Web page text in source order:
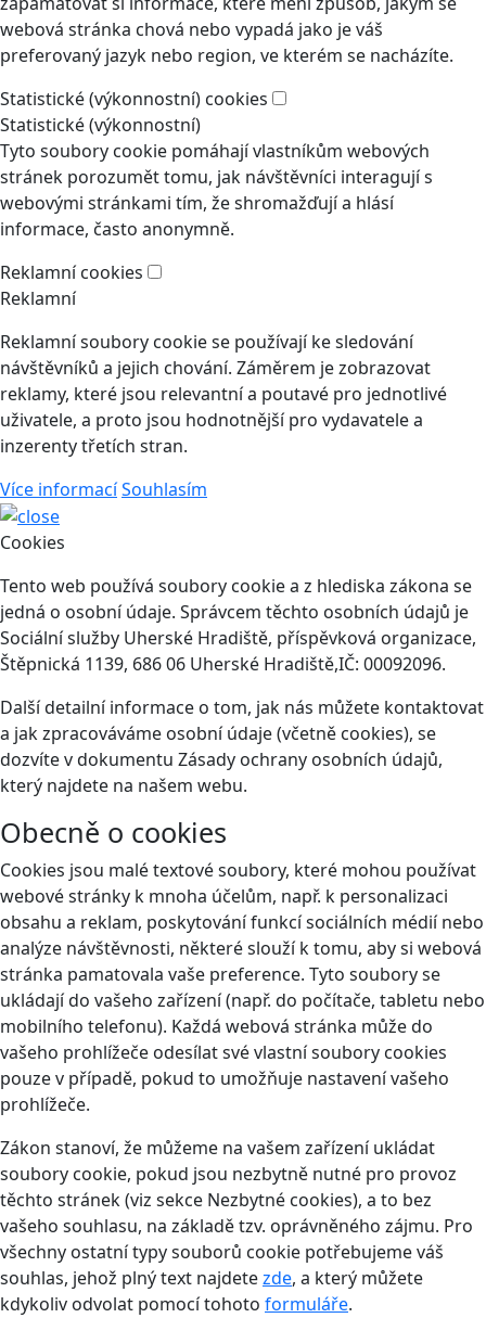
webová stránka chová nebo vypadá jako je váš
preferovaný jazyk nebo region, ve kterém se nacházíte.
Statistické (výkonnostní) cookies
Statistické (výkonnostní)
Tyto soubory cookie pomáhají vlastníkům webových
stránek porozumět tomu, jak návštěvníci interagují s
webovými stránkami tím, že shromažďují a hlásí
informace, často anonymně.
Reklamní cookies
Reklamní
Reklamní soubory cookie se používají ke sledování
návštěvníků a jejich chování. Záměrem je zobrazovat
reklamy, které jsou relevantní a poutavé pro jednotlivé
uživatele, a proto jsou hodnotnější pro vydavatele a
inzerenty třetích stran.
Více informacíSouhlasím
Cookies
Tento web používá soubory cookie a z hlediska zákona se
jedná o osobní údaje. Správcem těchto osobních údajů je
Sociální služby Uherské Hradiště, příspěvková organizace,
Štěpnická 1139, 686 06 Uherské Hradiště,IČ: 00092096.
Další detailní informace o tom, jak nás můžete kontaktovat
a jak zpracováváme osobní údaje (včetně cookies), se
dozvíte v dokumentu Zásady ochrany osobních údajů,
který najdete na našem webu.
Obecně o cookies
Cookies jsou malé textové soubory, které mohou používat
webové stránky k mnoha účelům, např. k personalizaci
obsahu a reklam, poskytování funkcí sociálních médií nebo
analýze návštěvnosti, některé slouží k tomu, aby si webová
stránka pamatovala vaše preference. Tyto soubory se
ukládají do vašeho zařízení (např. do počítače, tabletu nebo
mobilního telefonu). Každá webová stránka může do
vašeho prohlížeče odesílat své vlastní soubory cookies
pouze v případě, pokud to umožňuje nastavení vašeho
prohlížeče.
Zákon stanoví, že můžeme na vašem zařízení ukládat
soubory cookie, pokud jsou nezbytně nutné pro provoz
těchto stránek (viz sekce Nezbytné cookies), a to bez
vašeho souhlasu, na základě tzv. oprávněného zájmu. Pro
všechny ostatní typy souborů cookie potřebujeme váš
souhlas, jehož plný text najdetezde, a který můžete
kdykoliv odvolat pomocí tohoto formuláře.